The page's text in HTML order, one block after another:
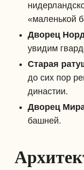
«маленькой
Дворец
увидим
Старая
до сих пор
династии.
Дворец
башней.